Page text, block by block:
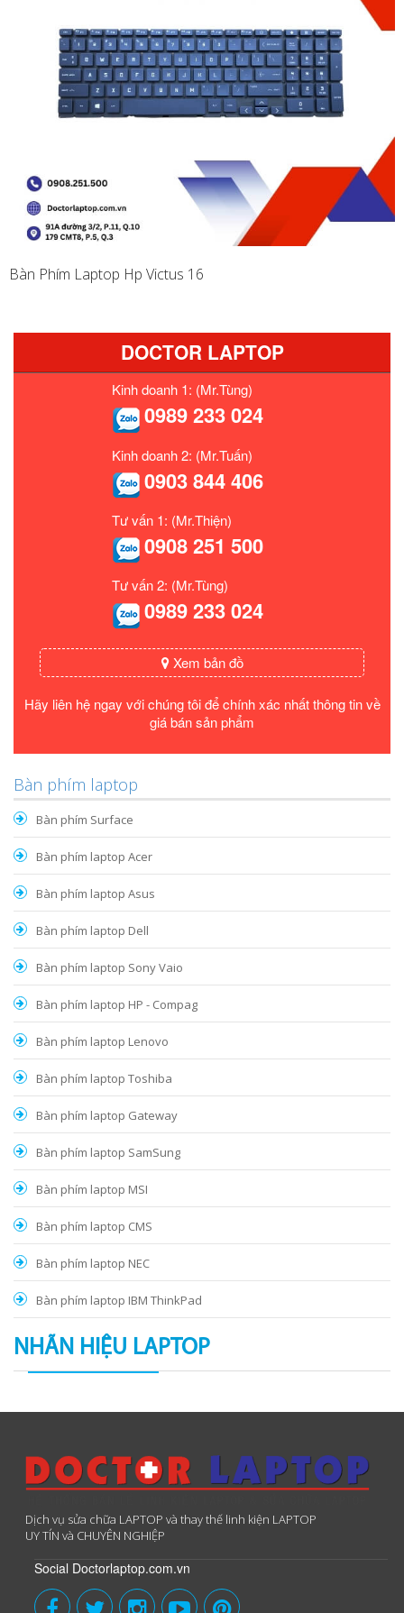
Bàn Phím Laptop Hp Victus 16
DOCTOR LAPTOP
Kinh doanh 1: (Mr.Tùng)
0989 233 024
Kinh doanh 2: (Mr.Tuấn)
0903 844 406
Tư vấn 1: (Mr.Thiện)
0908 251 500
Tư vấn 2: (Mr.Tùng)
0989 233 024
Xem bản đồ
Hãy liên hệ ngay với chúng tôi để chính xác nhất thông tin về
giá bán sản phẩm
Bàn phím laptop
Bàn phím Surface
Bàn phím laptop Acer
Bàn phím laptop Asus
Bàn phím laptop Dell
Bàn phím laptop Sony Vaio
Bàn phím laptop HP - Compag
Bàn phím laptop Lenovo
Bàn phím laptop Toshiba
Bàn phím laptop Gateway
Bàn phím laptop SamSung
Bàn phím laptop MSI
Bàn phím laptop CMS
Bàn phím laptop NEC
Bàn phím laptop IBM ThinkPad
NHÃN HIỆU LAPTOP
Dịch vụ sửa chữa LAPTOP và thay thế linh kiện LAPTOP
UY TÍN và CHUYÊN NGHIỆP
Social Doctorlaptop.com.vn